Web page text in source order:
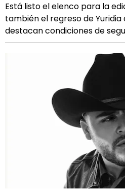
Está listo el elenco para la
también el regreso de Yuridia
destacan condiciones de